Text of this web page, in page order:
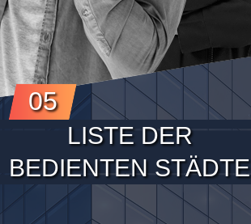
05
LISTE DER
BEDIENTEN STÄDTE